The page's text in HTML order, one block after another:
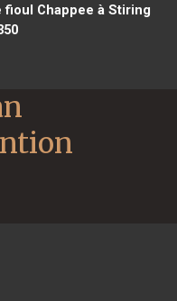
fioul Chappee à Stiring